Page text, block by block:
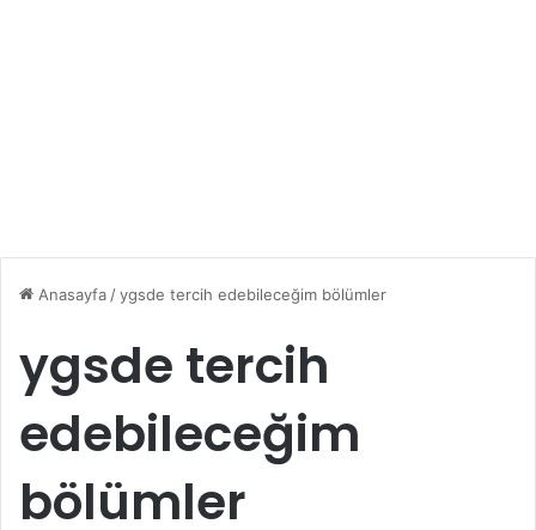
Anasayfa /ygsde tercih edebileceğim bölümler
ygsde tercih
edebileceğim
bölümler